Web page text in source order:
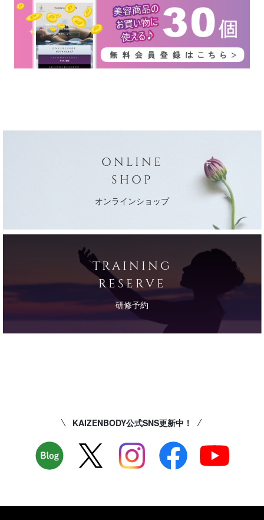
ONLINE
SHOP
オンラインショップ
TRAINING
RESERVE
研修予約
KAIZENBODY公式SNS更新中！